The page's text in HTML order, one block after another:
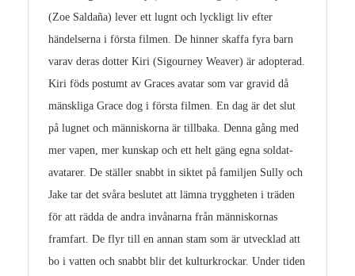
(Zoe Saldaña) lever ett lugnt och lyckligt liv efter
händelserna i första filmen. De hinner skaffa fyra barn
varav deras dotter Kiri (Sigourney Weaver) är adopterad.
Kiri föds postumt av Graces avatar som var gravid då
mänskliga Grace dog i första filmen. En dag är det slut
på lugnet och människorna är tillbaka. Denna gång med
mer vapen, mer kunskap och ett helt gäng egna soldat-
avatarer. De ställer snabbt in siktet på familjen Sully och
Jake tar det svåra beslutet att lämna tryggheten i träden
för att rädda de andra invånarna från människornas
framfart. De flyr till en annan stam som är utvecklad att
bo i vatten och snabbt blir det kulturkrockar. Under tiden